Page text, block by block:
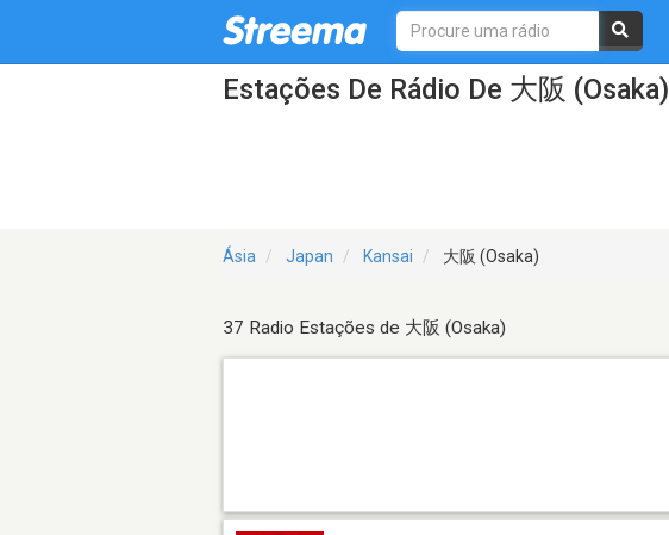
Estações De Rádio De 大阪 (Osaka)
Ásia Japan Kansai 大阪 (Osaka)
37 Radio Estações de 大阪 (Osaka)